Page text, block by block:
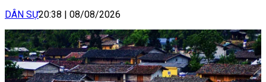
DÂN SỰ20:38 08/08/2026